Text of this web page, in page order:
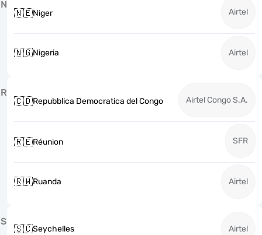
N
🇳🇪Niger Airtel
🇳🇬Nigeria Airtel
R
🇨🇩Repubblica Democratica del Congo Airtel Congo S.A.
🇷🇪Réunion SFR
🇷🇼Ruanda Airtel
S
🇸🇨Seychelles Airtel